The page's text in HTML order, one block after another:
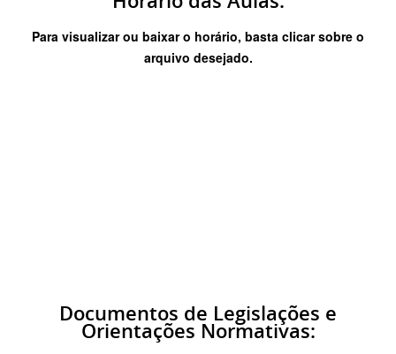
Para visualizar ou baixar o horário, basta clicar sobre o
arquivo desejado.
Documentos de Legislações e
Orientações Normativas: